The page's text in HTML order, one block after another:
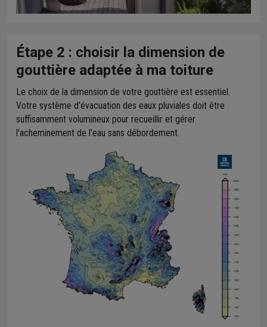
Étape 2 : choisir la dimension de
gouttière adaptée à ma toiture
Le choix de la dimension de votre gouttière est essentiel.
Votre système d'évacuation des eaux pluviales doit être
suffisamment volumineux pour recueillir et gérer
l'acheminement de l'eau sans débordement.